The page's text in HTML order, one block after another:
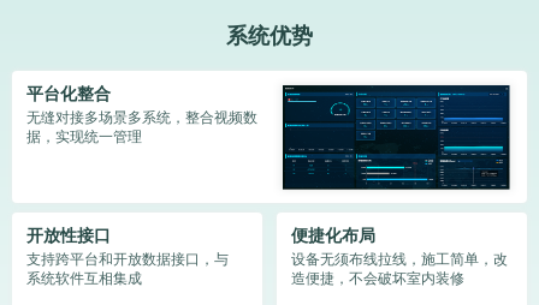
系统优势
平台化整合
无缝对接多场景多系统，整合视频数
据，实现统一管理
开放性接口
支持跨平台和开放数据接口，与
系统软件互相集成
便捷化布局
设备无须布线拉线，施工简单，改
造便捷，不会破坏室内装修